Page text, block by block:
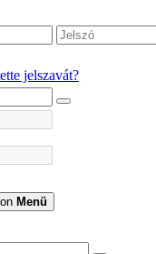
jelszavát?
Menü